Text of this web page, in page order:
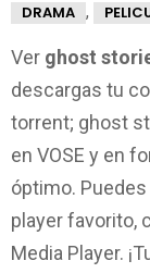
DRAMA ,
Ver ghost
descargas tu
torrent; ghost
en VOSE y en
óptimo. Puedes
player favorito,
Media Player.